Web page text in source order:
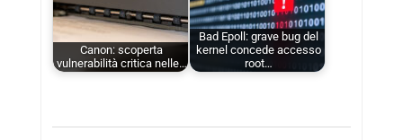
Canon: scoperta
vulnerabilità critica nelle…
Bad Epoll: grave bug del
kernel concede accesso
root…